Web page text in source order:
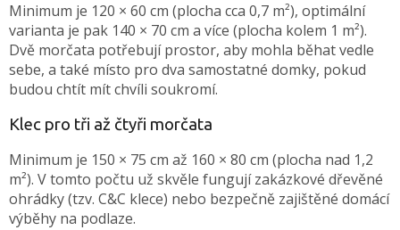
Minimum je 120 × 60 cm (plocha cca 0,7 m²), optimální
varianta je pak 140 × 70 cm a více (plocha kolem 1 m²).
Dvě morčata potřebují prostor, aby mohla běhat vedle
sebe, a také místo pro dva samostatné domky, pokud
budou chtít mít chvíli soukromí.
Klec pro tři až čtyři morčata
Minimum je 150 × 75 cm až 160 × 80 cm (plocha nad 1,2
m²). V tomto počtu už skvěle fungují zakázkové dřevěné
ohrádky (tzv. C&C klece) nebo bezpečně zajištěné domácí
výběhy na podlaze.